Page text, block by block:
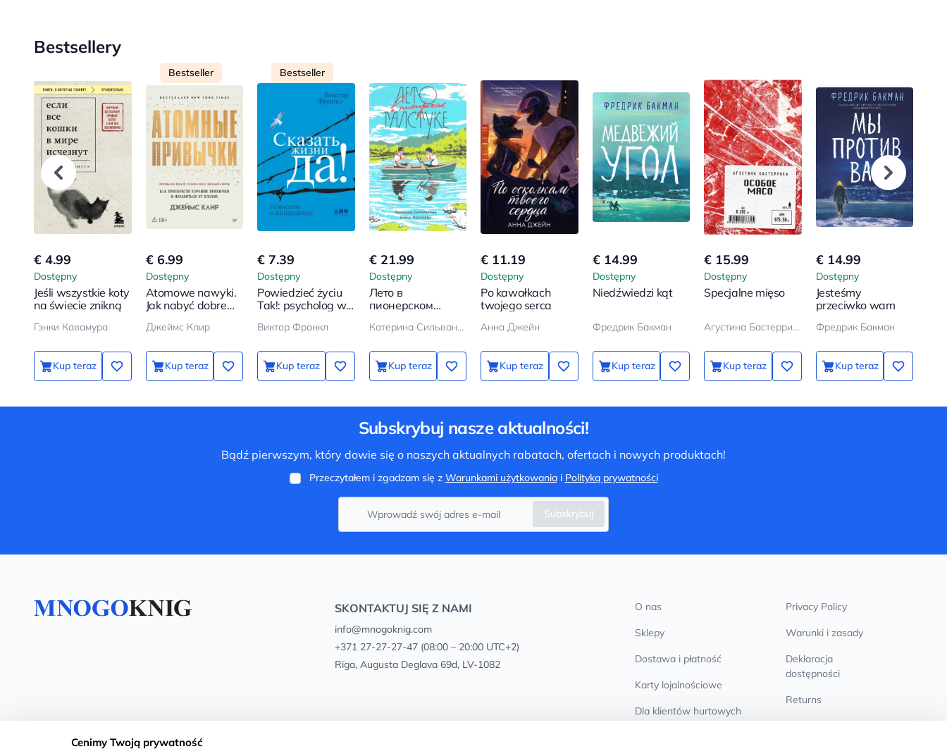
Bestsellery
€ 4.99
Dostępny
Jeśli wszystkie koty
na świecie znikną
Гэнки Кавамура
Kup teraz
Bestseller
€ 6.99
Dostępny
Atomowe nawyki.
Jak nabyć dobre
złych
Джеймс Клир
Kup teraz
Bestseller
€ 7.39
Dostępny
Powiedzieć życiu
Tak!: psycholog w
koncentracyjnym
Виктор Франкл
Kup teraz
€ 21.99
Dostępny
Лето в
пионерском
Катерина Сильванова, Елена Малисова
Kup teraz
€ 11.19
Dostępny
Po kawałkach
twojego serca
Анна Джейн
Kup teraz
€ 14.99
Dostępny
Niedźwiedzi kąt
Фредрик Бакман
Kup teraz
€ 15.99
Dostępny
Specjalne mięso
Агустина Бастеррика
Kup teraz
€ 14.99
Dostępny
Jesteśmy
przeciwko wam
Фредрик Бакман
Kup teraz
Subskrybuj nasze aktualności!
Bądź pierwszym, który dowie się o naszych aktualnych rabatach, ofertach i nowych produktach!
Przeczytałem i zgadzam się z Warunkami użytkowaniai Polityką prywatności
Subskrybuj
SKONTAKTUJ SIĘ Z NAMI
info@mnogoknig.com
+371 27-27-27-47(08:00 – 20:00 UTC+2)
Rīga, Augusta Deglava 69d, LV-1082
O nas
Sklepy
Dostawa i płatność
Karty lojalnościowe
Dla klientów hurtowych
Privacy Policy
Warunki i zasady
Deklaracja
dostępności
Returns
Cenimy Twoją prywatność